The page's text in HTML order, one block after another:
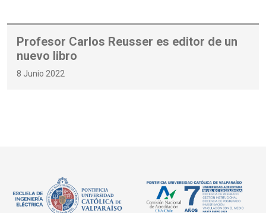
Profesor Carlos Reusser es editor de un
nuevo libro
8 Junio 2022